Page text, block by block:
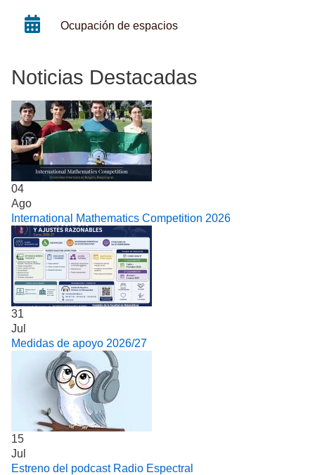
Ocupación de espacios
Noticias Destacadas
04
Ago
International Mathematics Competition 2026
31
Jul
Medidas de apoyo 2026/27
15
Jul
Estreno del podcast Radio Espectral